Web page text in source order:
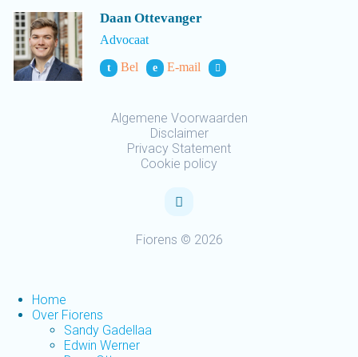
Daan Ottevanger
Advocaat
t Bel e E-mail
Algemene Voorwaarden
Disclaimer
Privacy Statement
Cookie policy
Fiorens © 2026
Home
Over Fiorens
Sandy Gadellaa
Edwin Werner